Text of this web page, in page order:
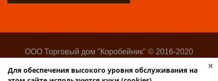
ООО Торговый дом "Коробейник" © 2016-2020
изделий
×
Для обеспечения высокого уровня обслуживания на